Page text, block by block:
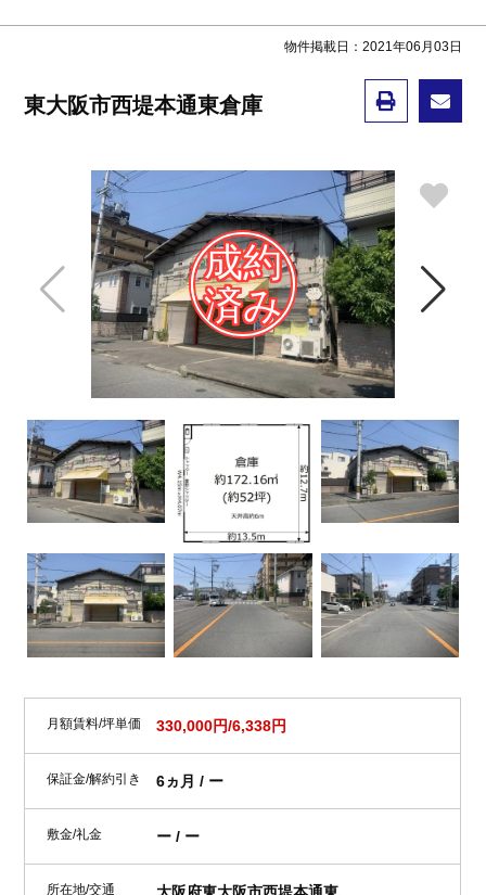
物件掲載日：2021年06月03日
東大阪市西堤本通東倉庫
月額賃料/坪単価 330,000円/6,338円
保証金/解約引き 6ヵ月 / ー
敷金/礼金 ー / ー
所在地/交通